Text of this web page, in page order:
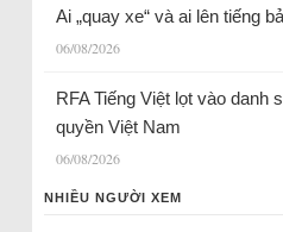
Ai „quay xe“ và ai lên tiếng
06/08/2026
RFA Tiếng Việt lọt vào danh
quyền Việt Nam
06/08/2026
NHIỀU NGƯỜI XEM